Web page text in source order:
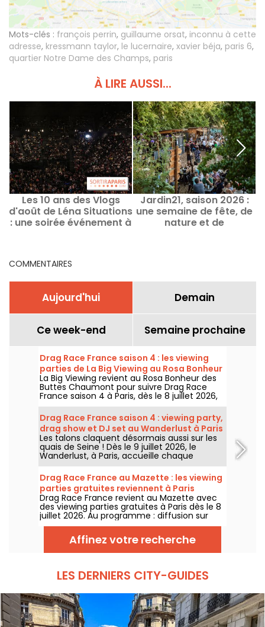
Mots-clés : françois perrin, guillaume orsat, inconnu à cette
adresse, kressmann taylor, le lucernaire, xavier béja, paris 6,
quartier Notre Dame des Champs, paris
À LIRE AUSSI...
Les 10 ans des Vlogs
d'août de Léna Situations
: une soirée événement à
Jardin21, saison 2026 :
une semaine de fête, de
nature et de
COMMENTAIRES
Aujourd'hui Demain
Ce week-end Semaine prochaine
Drag Race France saison 4 : les viewing
parties de La Big Viewing au Rosa Bonheur
La Big Viewing revient au Rosa Bonheur des
Buttes Chaumont pour suivre Drag Race
France saison 4 à Paris, dès le 8 juillet 2026,
puis chaque soir de diffusion. Animée par La
Big Bertha, cette viewing party réunit
projection de l’épisode, performances drag,
quiz, invités et surprises.
Drag Race France saison 4 : viewing party,
drag show et DJ set au Wanderlust à Paris
Les talons claquent désormais aussi sur les
quais de Seine ! Dès le 9 juillet 2026, le
Wanderlust, à Paris, accueille chaque
semaine une viewing party de Drag Race
France saison 4, avec projection des
épisodes, drag shows et DJ sets jusqu'au
bout de la nuit.
Drag Race France au Mazette : les viewing
parties gratuites reviennent à Paris
Drag Race France revient au Mazette avec
des viewing parties gratuites à Paris dès le 8
juillet 2026. Au programme : diffusion sur
écran géant, shows drag, commentaires en
direct, guests queer et ambiance festive
chaque jeudi.Affinez votre recherche
LES DERNIERS CITY-GUIDES